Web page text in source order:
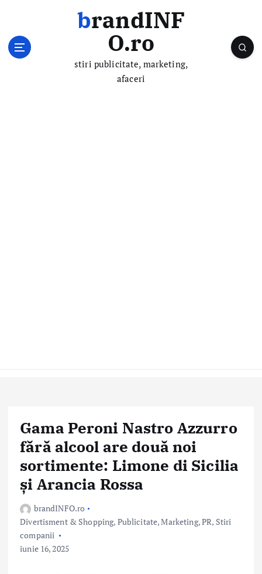
brandINF
O.ro
stiri publicitate, marketing,
afaceri
Gama Peroni Nastro Azzurro
fără alcool are două noi
sortimente: Limone di Sicilia
și Arancia Rossa
brandINFO.ro
Divertisment & Shopping, Publicitate, Marketing, PR, Stiri
companii
iunie 16, 2025